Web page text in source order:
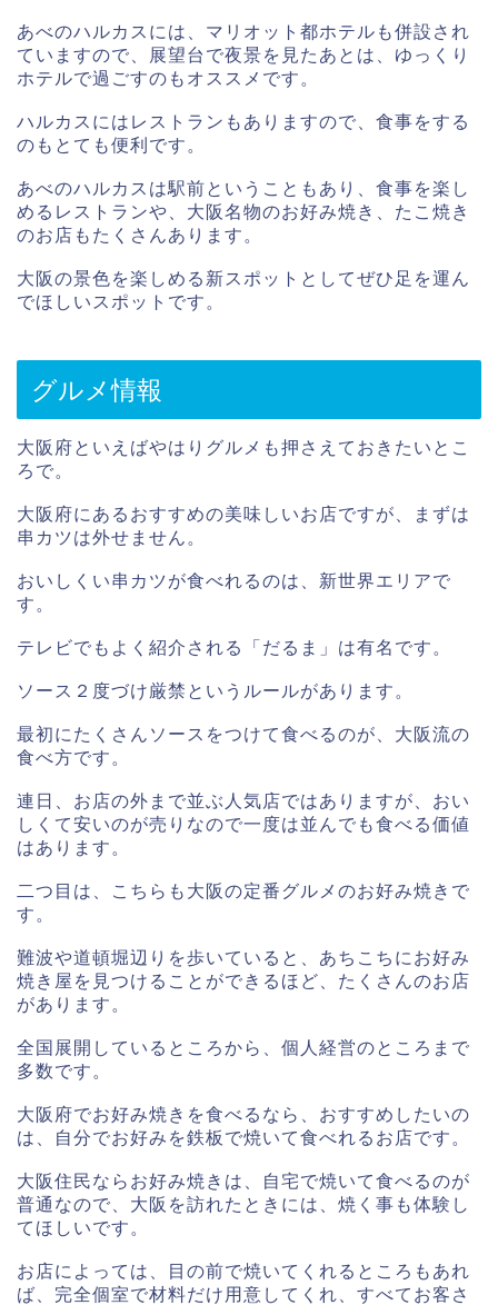
あべのハルカスには、マリオット都ホテルも併設され
ていますので、展望台で夜景を見たあとは、ゆっくり
ホテルで過ごすのもオススメです。
ハルカスにはレストランもありますので、食事をする
のもとても便利です。
あべのハルカスは駅前ということもあり、食事を楽し
めるレストランや、大阪名物のお好み焼き、たこ焼き
のお店もたくさんあります。
大阪の景色を楽しめる新スポットとしてぜひ足を運ん
でほしいスポットです。
グルメ情報
大阪府といえばやはりグルメも押さえておきたいとこ
ろで。
大阪府にあるおすすめの美味しいお店ですが、まずは
串カツは外せません。
おいしくい串カツが食べれるのは、新世界エリアで
す。
テレビでもよく紹介される「だるま」は有名です。
ソース２度づけ厳禁というルールがあります。
最初にたくさんソースをつけて食べるのが、大阪流の
食べ方です。
連日、お店の外まで並ぶ人気店ではありますが、おい
しくて安いのが売りなので一度は並んでも食べる価値
はあります。
二つ目は、こちらも大阪の定番グルメのお好み焼きで
す。
難波や道頓堀辺りを歩いていると、あちこちにお好み
焼き屋を見つけることができるほど、たくさんのお店
があります。
全国展開しているところから、個人経営のところまで
多数です。
大阪府でお好み焼きを食べるなら、おすすめしたいの
は、自分でお好みを鉄板で焼いて食べれるお店です。
大阪住民ならお好み焼きは、自宅で焼いて食べるのが
普通なので、大阪を訪れたときには、焼く事も体験し
てほしいです。
お店によっては、目の前で焼いてくれるところもあれ
ば、完全個室で材料だけ用意してくれ、すべてお客さ